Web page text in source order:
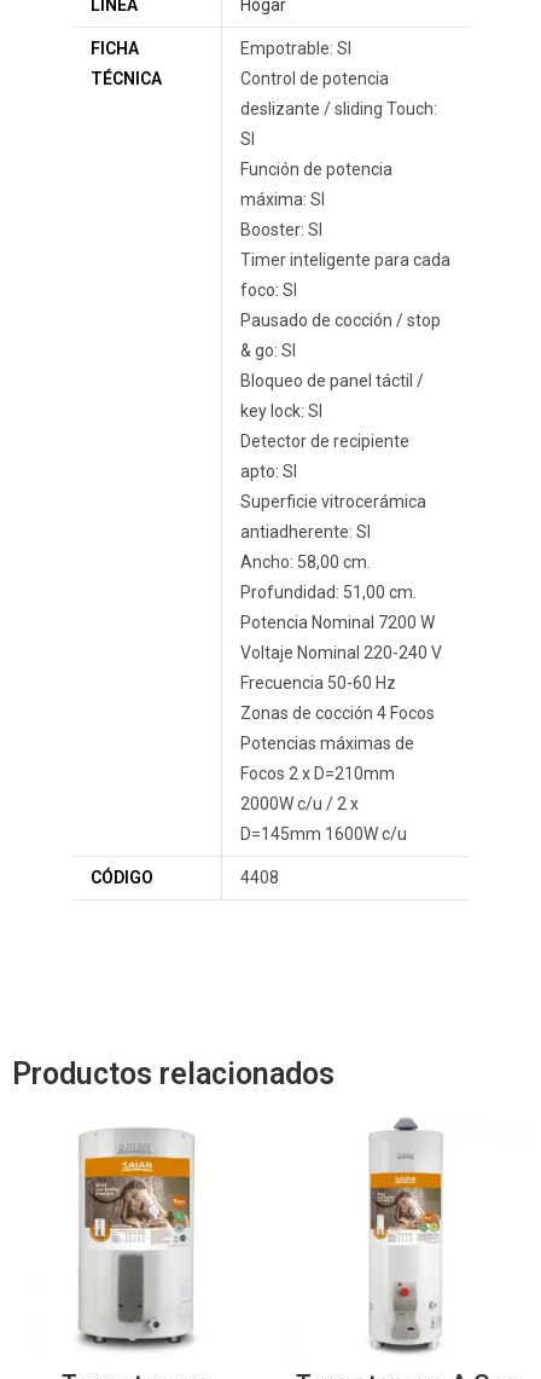
LINEA Hogar
FICHA
TÉCNICA
Empotrable: SI
Control de potencia
deslizante / sliding Touch:
SI
Función de potencia
máxima: SI
Booster: SI
Timer inteligente para cada
foco: SI
Pausado de cocción / stop
& go: SI
Bloqueo de panel táctil /
key lock: SI
Detector de recipiente
apto: SI
Superficie vitrocerámica
antiadherente: SI
Ancho: 58,00 cm.
Profundidad: 51,00 cm.
Potencia Nominal 7200 W
Voltaje Nominal 220-240 V
Frecuencia 50-60 Hz
Zonas de cocción 4 Focos
Potencias máximas de
Focos 2 x D=210mm
2000W c/u / 2 x
D=145mm 1600W c/u
CÓDIGO 4408
Productos relacionados